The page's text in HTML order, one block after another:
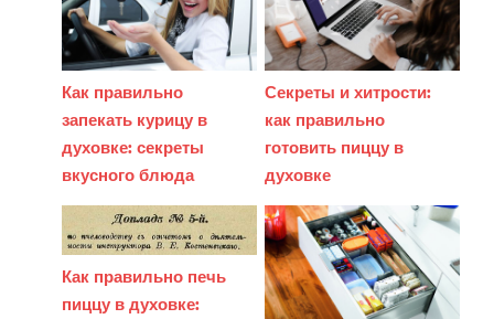
Как правильно
запекать курицу в
духовке: секреты
вкусного блюда
Секреты и хитрости:
как правильно
готовить пиццу в
духовке
Как правильно печь
пиццу в духовке: